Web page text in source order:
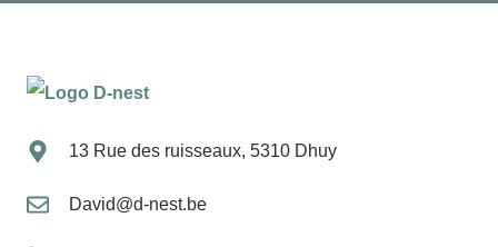
13 Rue des ruisseaux, 5310 Dhuy
David@d-nest.be